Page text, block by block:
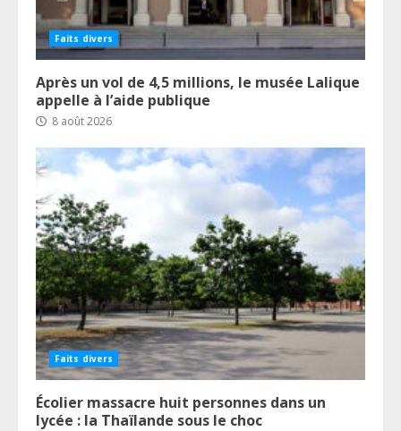
Faits divers
Après un vol de 4,5 millions, le musée Lalique
appelle à l’aide publique
8 août 2026
Faits divers
Écolier massacre huit personnes dans un
lycée : la Thaïlande sous le choc